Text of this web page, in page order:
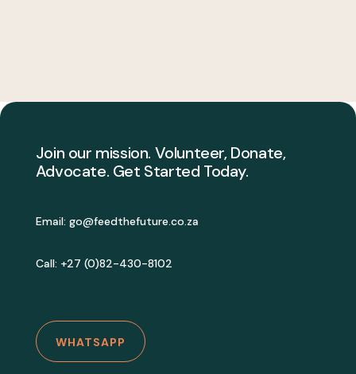
Join our mission. Volunteer, Donate,
Advocate. Get Started Today.
Email: go@feedthefuture.co.za
Call: +27 (0)82-430-8102
WHATSAPP